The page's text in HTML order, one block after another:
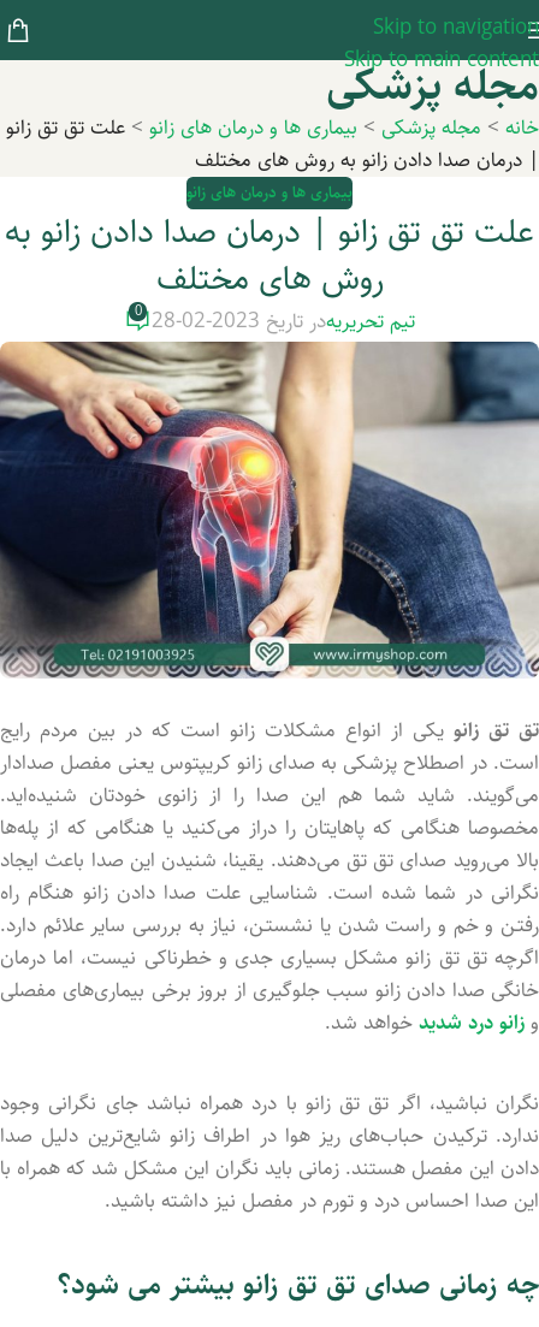
Skip to navigation
Skip to main content
مجله پزشکی
خانه > مجله پزشکی > بیماری ها و درمان های زانو > علت تق تق زانو
| درمان صدا دادن زانو به روش های مختلف
بیماری ها و درمان های زانو
علت تق تق زانو | درمان صدا دادن زانو به
روش های مختلف
تیم تحریریهدر تاریخ 2023-02-28 0
‌‌تق تق زانو یکی از انواع مشکلات زانو است که در بین مردم رایج
است. در اصطلاح پزشکی به صدای زانو کریپتوس یعنی مفصل صدادار
می‌گویند. شاید شما هم این صدا را از زانوی خودتان شنیده‌اید.
مخصوصا هنگامی که پاهایتان را دراز می‌کنید یا هنگامی که از پله‌ها
بالا می‌روید صدای تق تق می‌دهند. یقینا، شنید‌ن این صدا باعث ایجاد
نگرانی در شما شد‌ه است. شناسایی علت صدا دادن زانو هنگام راه
رفتـن و خم و راست شد‌‌ن یا نشستـن، نیاز به بررسی سایر علائم دارد.
اگرچه تق تق زانو مشکل بسیاری جدی و خطرناکی نیست، اما درمان
خانگی صدا داد‌ن زانو سبب جلوگیری از بروز برخی بیماری‌های مفصلی
و زانو درد شدیدخواهد شد.
نگران نباشید، اگر تق تق زانو با درد همراه نباشد جای نگرانی وجود
ندارد. ترکید‌ن حباب‌های ریز هوا در اطراف زانو شایع‌ترین دلیل صدا
داد‌ن این مفصل هستند. زمانی باید نگران این مشکل شد که همراه با
این صدا احساس درد و تورم در مفصل نیز داشته باشید.
چه زمانی صدای تق تق زانو بیشتر می شود؟